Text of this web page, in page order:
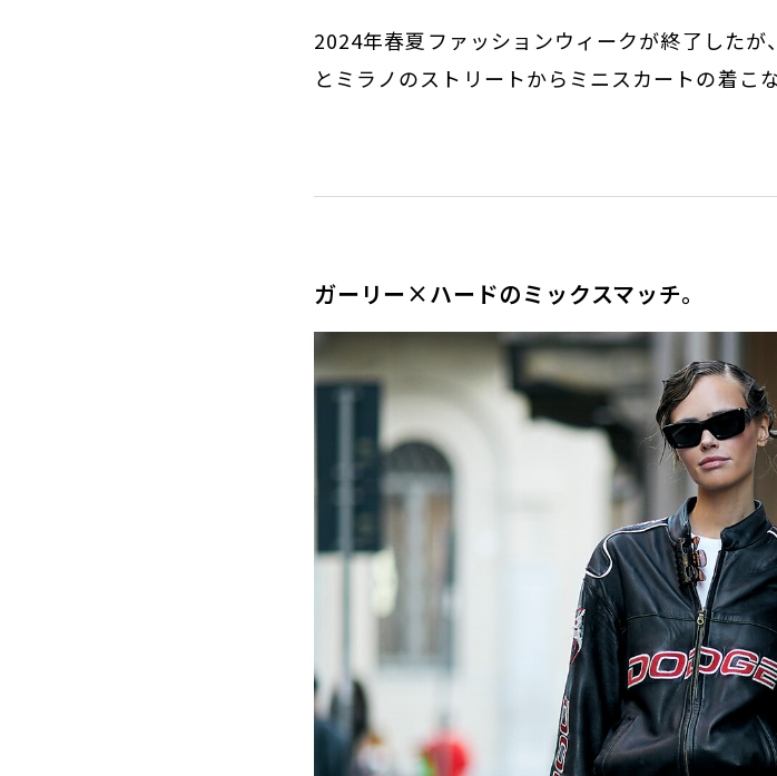
2024年春夏ファッションウィークが終了した
とミラノのストリートからミニスカートの着こ
ガーリー×ハードのミックスマッチ。